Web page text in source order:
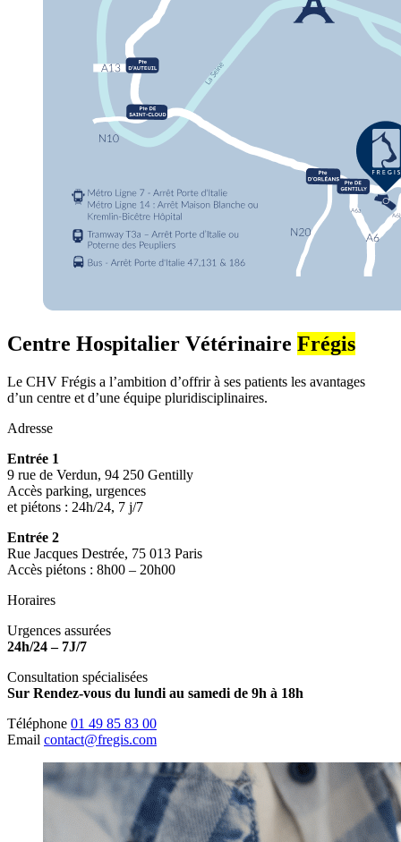
Centre Hospitalier Vétérinaire Frégis
Le CHV Frégis a l’ambition d’offrir à ses patients les avantages
d’un centre et d’une équipe pluridisciplinaires.
Adresse
Entrée 1
9 rue de Verdun, 94 250 Gentilly
Accès parking, urgences
et piétons : 24h/24, 7 j/7
Entrée 2
Rue Jacques Destrée, 75 013 Paris
Accès piétons : 8h00 – 20h00
Horaires
Urgences assurées
24h/24 – 7J/7
Consultation spécialisées
Sur Rendez-vous du lundi au samedi de 9h à 18h
Téléphone 01 49 85 83 00
Email contact@fregis.com